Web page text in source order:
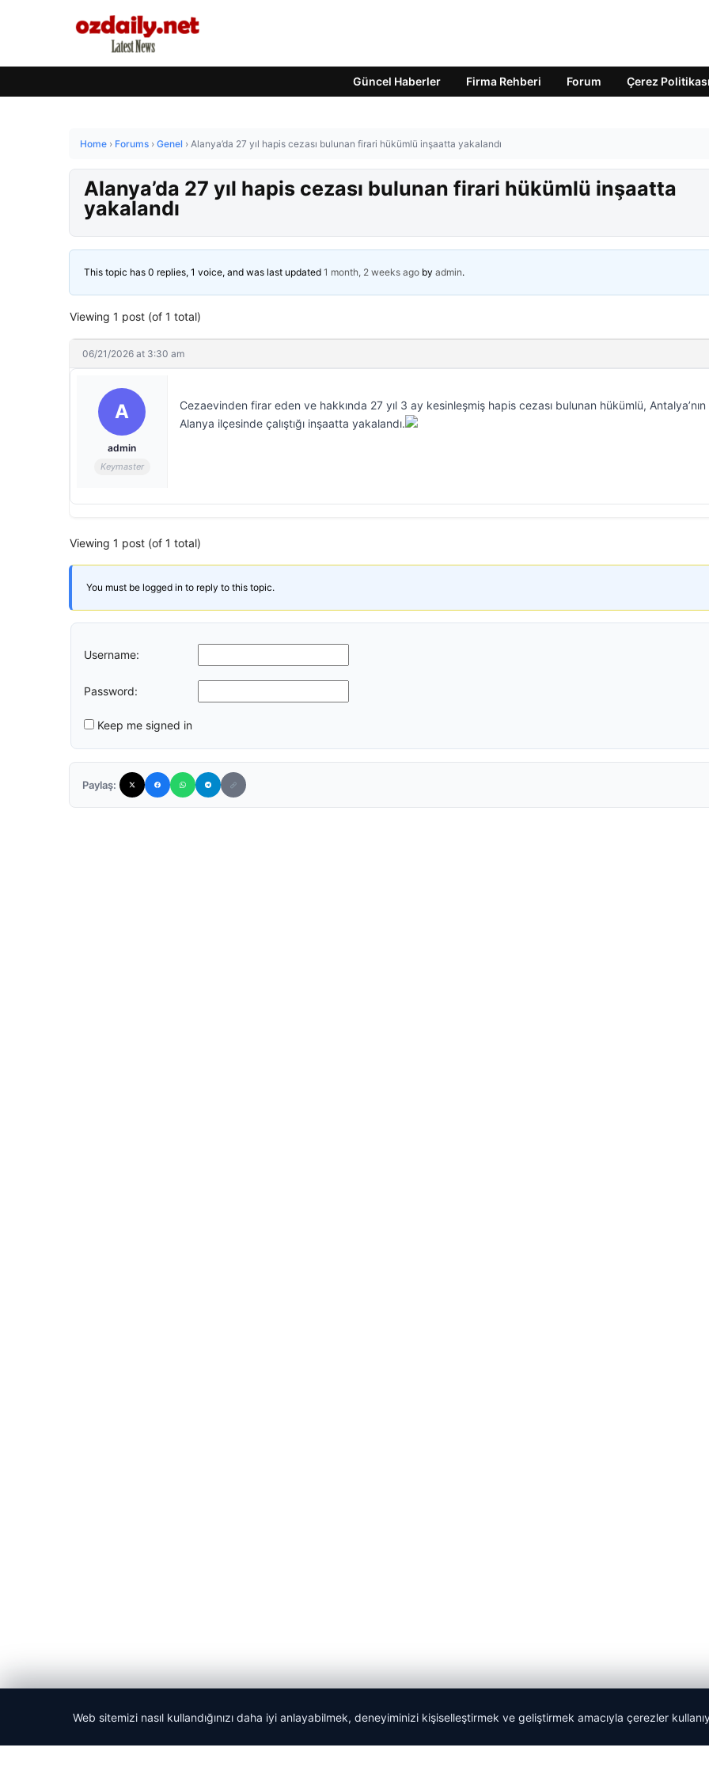
Güncel Haberler Firma Rehberi Forum Çerez Politikası
Home › Forums › Genel › Alanya’da 27 yıl hapis cezası bulunan firari hükümlü inşaatta yakalandı
Alanya’da 27 yıl hapis cezası bulunan firari hükümlü inşaatta
yakalandı
This topic has 0 replies, 1 voice, and was last updated 1 month, 2 weeks ago by admin.
Viewing 1 post (of 1 total)
06/21/2026 at 3:30 am
A
admin
Keymaster
Cezaevinden firar eden ve hakkında 27 yıl 3 ay kesinleşmiş hapis cezası bulunan hükümlü, Antalya’nın
Alanya ilçesinde çalıştığı inşaatta yakalandı.
Viewing 1 post (of 1 total)
You must be logged in to reply to this topic.
Username:
Password:
Keep me signed in
Paylaş:
Web sitemizi nasıl kullandığınızı daha iyi anlayabilmek, deneyiminizi kişiselleştirmek ve geliştirmek amacıyla çerezler